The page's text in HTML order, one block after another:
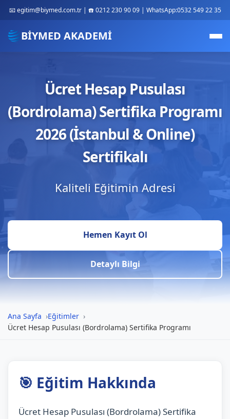
📧 egitim@biymed.com.tr | ☎️ 0212 230 90 09 | WhatsApp:0532 549 22 35
BİYMED AKADEMİ
Ücret Hesap Pusulası
(Bordrolama) Sertifika Programı
2026 (İstanbul & Online)
Sertifikalı
Kaliteli Eğitimin Adresi
Hemen Kayıt Ol
Detaylı Bilgi
Ana Sayfa
Eğitimler
Ücret Hesap Pusulası (Bordrolama) Sertifika Programı
🎯 Eğitim Hakkında
Ücret Hesap Pusulası (Bordrolama) Sertifika